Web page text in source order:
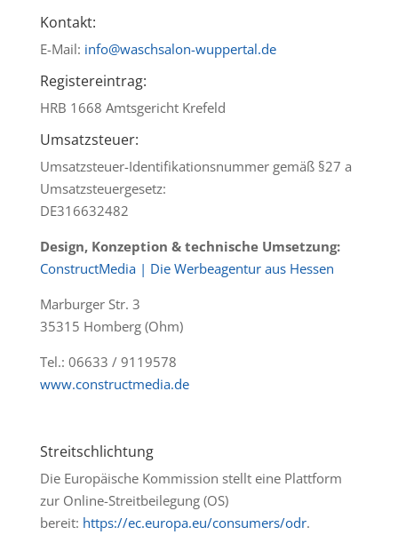
Kontakt:
E-Mail: info@waschsalon-wuppertal.de
Registereintrag:
HRB 1668 Amtsgericht Krefeld
Umsatzsteuer:
Umsatzsteuer-Identifikationsnummer gemäß §27 a
Umsatzsteuergesetz:
DE316632482
Design, Konzeption & technische Umsetzung:
ConstructMedia | Die Werbeagentur aus Hessen
Marburger Str. 3
35315 Homberg (Ohm)
Tel.: 06633 / 9119578
www.constructmedia.de
Streitschlichtung
Die Europäische Kommission stellt eine Plattform
zur Online-Streitbeilegung (OS)
bereit: https://ec.europa.eu/consumers/odr.